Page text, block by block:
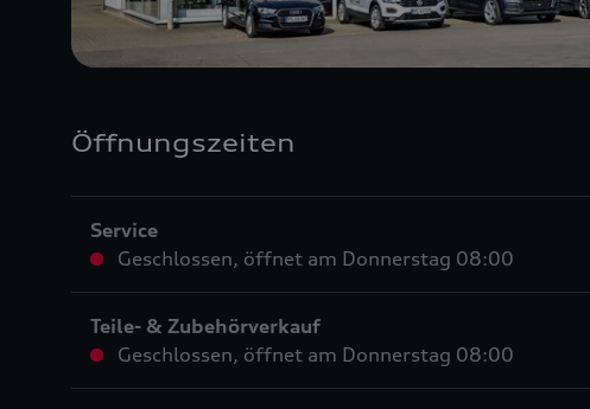
Öffnungszeiten
Service
Geschlossen, öffnet am Donnerstag 08:00
Teile- & Zubehörverkauf
Geschlossen, öffnet am Donnerstag 08:00